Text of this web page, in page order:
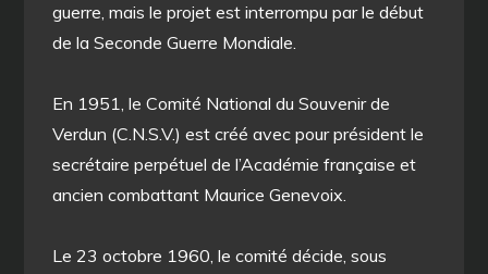
guerre, mais le projet est interrompu par le début
de la Seconde Guerre Mondiale.
En 1951, le Comité National du Souvenir de
Verdun (C.N.S.V.) est créé avec pour président le
secrétaire perpétuel de l’Académie française et
ancien combattant Maurice Genevoix.
Le 23 octobre 1960, le comité décide, sous